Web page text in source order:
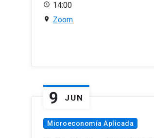
14:00
Zoom
9 JUN
Microeconomía Aplicada